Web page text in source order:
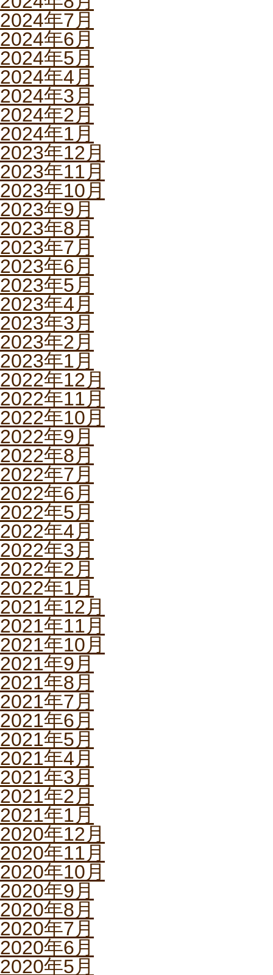
2024年7月
2024年6月
2024年5月
2024年4月
2024年3月
2024年2月
2024年1月
2023年12月
2023年11月
2023年10月
2023年9月
2023年8月
2023年7月
2023年6月
2023年5月
2023年4月
2023年3月
2023年2月
2023年1月
2022年12月
2022年11月
2022年10月
2022年9月
2022年8月
2022年7月
2022年6月
2022年5月
2022年4月
2022年3月
2022年2月
2022年1月
2021年12月
2021年11月
2021年10月
2021年9月
2021年8月
2021年7月
2021年6月
2021年5月
2021年4月
2021年3月
2021年2月
2021年1月
2020年12月
2020年11月
2020年10月
2020年9月
2020年8月
2020年7月
2020年6月
2020年5月